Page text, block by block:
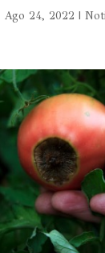
Ago 24, 2022 |